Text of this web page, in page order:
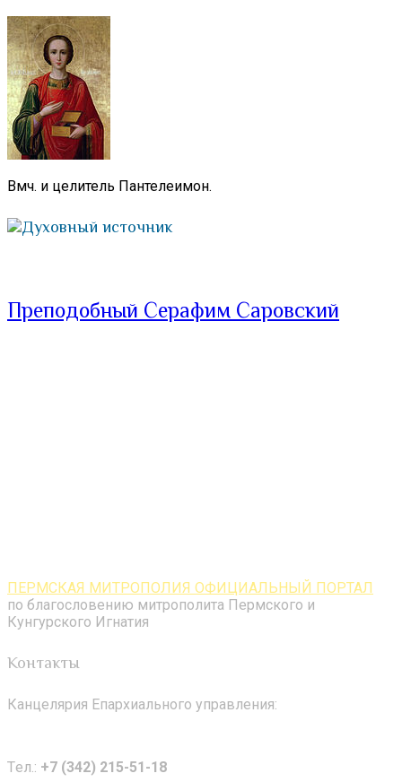
Вмч. и целитель Пантелеимон.
Духовный источник
Преподобный Серафим Саровский
ПЕРМСКАЯ МИТРОПОЛИЯ ОФИЦИАЛЬНЫЙ ПОРТАЛ
по благословению митрополита Пермского и
Кунгурского Игнатия
Контакты
Канцелярия Епархиального управления:
Tел.: +7 (342) 215-51-18